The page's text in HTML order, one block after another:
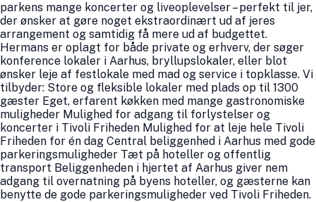
parkens mange koncerter og liveoplevelser – perfekt til jer,
der ønsker at gøre noget ekstraordinært ud af jeres
arrangement og samtidig få mere ud af budgettet.
Hermans er oplagt for både private og erhverv, der søger
konference lokaler i Aarhus, bryllupslokaler, eller blot
ønsker leje af festlokale med mad og service i topklasse. Vi
tilbyder: Store og fleksible lokaler med plads op til 1300
gæster Eget, erfarent køkken med mange gastronomiske
muligheder Mulighed for adgang til forlystelser og
koncerter i Tivoli Friheden Mulighed for at leje hele Tivoli
Friheden for én dag Central beliggenhed i Aarhus med gode
parkeringsmuligheder Tæt på hoteller og offentlig
transport Beliggenheden i hjertet af Aarhus giver nem
adgang til overnatning på byens hoteller, og gæsterne kan
benytte de gode parkeringsmuligheder ved Tivoli Friheden.